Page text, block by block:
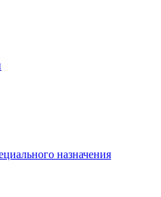
назначения